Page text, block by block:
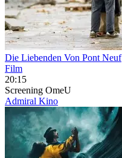
Die Liebenden Von Pont Neuf
Film
20:15
Screening OmeU
Admiral Kino